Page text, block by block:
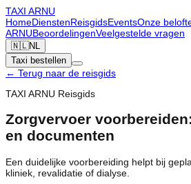
TAXI ARNU
HomeDienstenReisgidsEventsOnze
ARNUBeoordelingenVeelgestelde vragen
🇳🇱NL
Taxi bestellen
← Terug naar de reisgids
TAXI ARNU Reisgids
Zorgvervoer
en documenten
Een duidelijke voorbereiding helpt bij
kliniek, revalidatie of dialyse.